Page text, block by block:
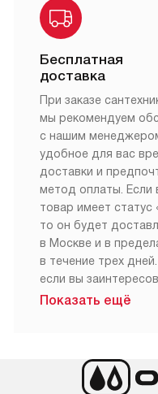
Бесплатная
доставка
При заказе
мы рекомендуем
с нашим
удобное для вас
доставки и
метод оплаты. Если
товар имеет статус
то он будет
в Москве и в
в течение трех
если вы
в товаре, который
менеджером на
с особым лейблом
Показать ещё